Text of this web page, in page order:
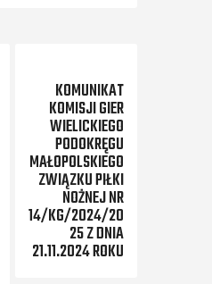
KOMUNIKAT
KOMISJI GIER
WIELICKIEGO
PODOKRĘGU
MAŁOPOLSKIEGO
ZWIĄZKU PIŁKI
NOŻNEJ NR
14/KG/2024/20
25 Z DNIA
21.11.2024 ROKU